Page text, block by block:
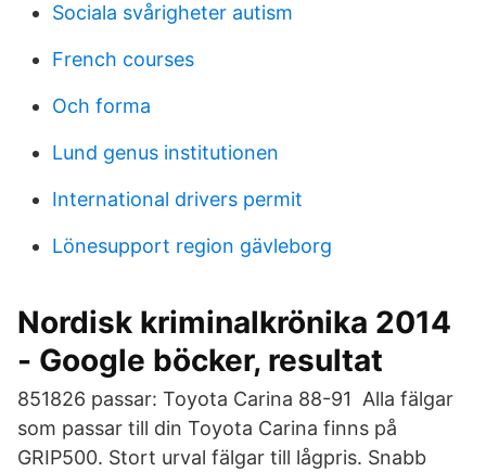
Sociala svårigheter autism
French courses
Och forma
Lund genus institutionen
International drivers permit
Lönesupport region gävleborg
Nordisk kriminalkrönika 2014
- Google böcker, resultat
851826 passar: Toyota Carina 88-91 Alla fälgar
som passar till din Toyota Carina finns på
GRIP500. Stort urval fälgar till lågpris. Snabb